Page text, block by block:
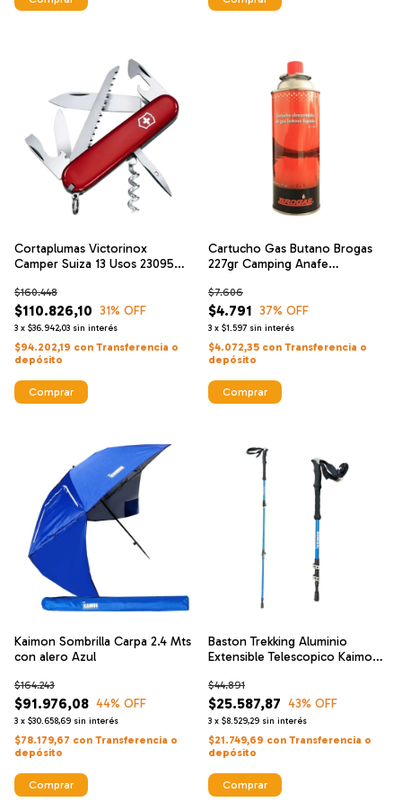
Cortaplumas Victorinox
Camper Suiza 13 Usos 23095
$110.826,10
$160.448
31% OFF
3 x $36.942,03 sin interés
$94.202,19 con Transferencia o
depósito
Comprar
Cartucho Gas Butano Brogas
227gr Camping Anafe
$4.791
$7.606
37% OFF
3 x $1.597 sin interés
$4.072,35 con Transferencia o
depósito
Kaimon Sombrilla Carpa 2.4 Mts
con alero Azul
$91.976,08
$164.243
44% OFF
3 x $30.658,69 sin interés
$78.179,67 con Transferencia o
depósito
Baston Trekking Aluminio
Extensible Telescopico Kaimon
$25.587,87
$44.891
43% OFF
3 x $8.529,29 sin interés
$21.749,69 con Transferencia o
depósito